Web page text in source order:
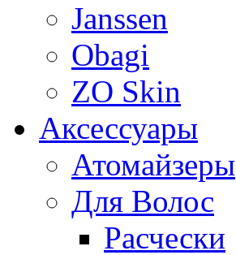
Janssen
Obagi
ZO Skin
Aксессуары
Атомайзеры
Для Волос
Расчески